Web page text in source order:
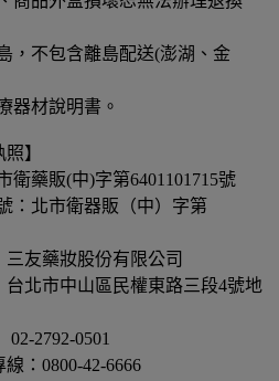
，不包含離島配送(澎湖、金
器材說明書。
】
藥販(中)字第6401101715號
：北市衛器販（中）字第
友藥妝股份有限公司
北市中山區民權東路三段4號地
2792-0501
：0800-42-6666